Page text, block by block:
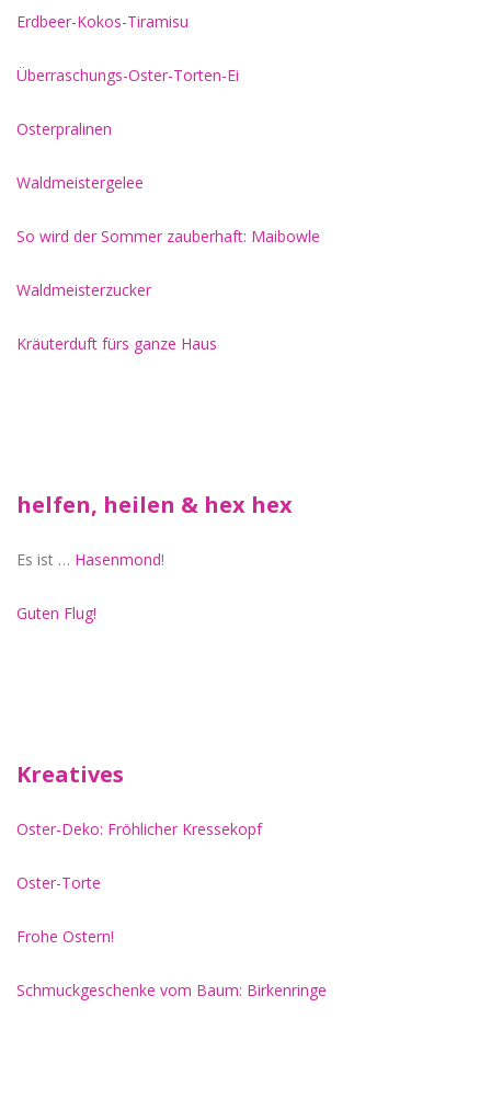
Erdbeer-Kokos-Tiramisu
Überraschungs-Oster-Torten-Ei
Osterpralinen
Waldmeistergelee
So wird der Sommer zauberhaft: Maibowle
Waldmeisterzucker
Kräuterduft fürs ganze Haus
helfen, heilen & hex hex
Es ist … Hasenmond!
Guten Flug!
Kreatives
Oster-Deko: Fröhlicher Kressekopf
Oster-Torte
Frohe Ostern!
Schmuckgeschenke vom Baum: Birkenringe